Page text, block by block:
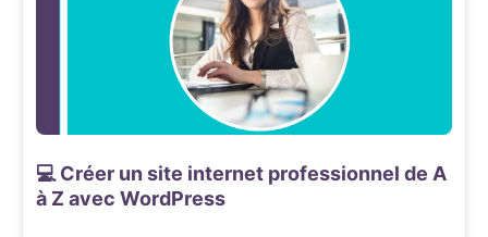
💻 Créer un site internet professionnel de A
à Z avec WordPress